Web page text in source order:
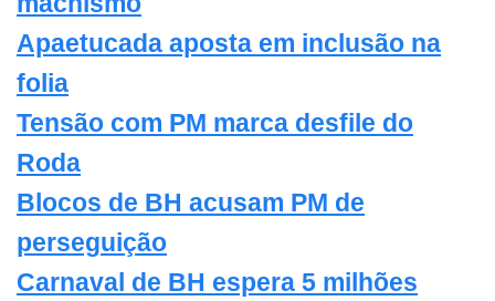
Apaetucada aposta em inclusão na
folia
Tensão com PM marca desfile do
Roda
Blocos de BH acusam PM de
perseguição
Carnaval de BH espera 5 milhões